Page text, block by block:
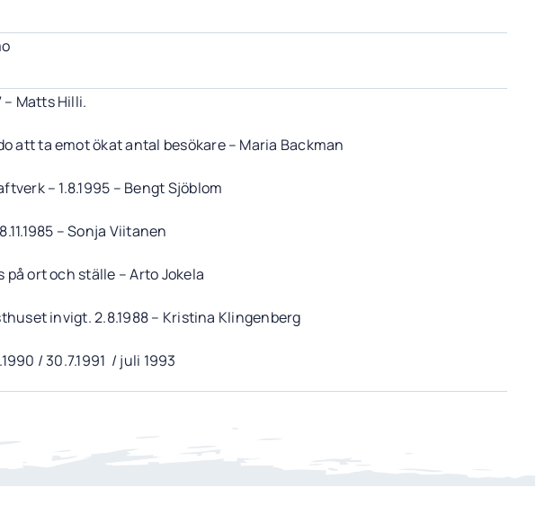
Matts Hilli.
att ta emot ökat antal besökare – Maria Backman
– 1.8.1995 – Bengt Sjöblom
– Sonja Viitanen
ort och ställe – Arto Jokela
invigt. 2.8.1988 – Kristina Klingenberg
/ 30.7.1991 / juli 1993